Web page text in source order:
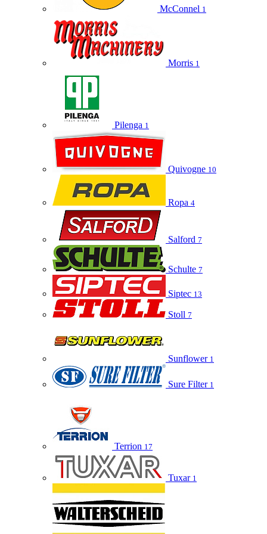
McConnel 1
Morris 1
Pilenga 1
Quivogne 10
Ropa 4
Salford 7
Schulte 7
Siptec 13
Stoll 7
Sunflower 1
Sure Filter 1
Terrion 17
Tuxar 1